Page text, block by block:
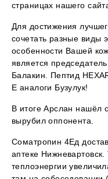
страницах нашего
Для достижения
сочетать разные виды
особенности Вашей
является
Балакин. Пептид
Е аналоги Бузулук!
В итоге Арслан нашёл
вырубил оппонента.
Cоматропин 4Ед
аптеке
теплоэнергии